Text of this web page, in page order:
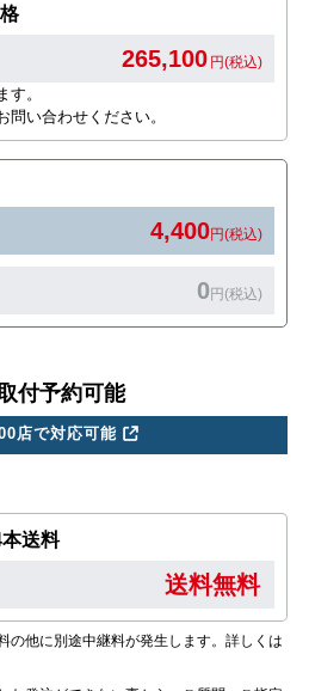
265,100 円(税込)
す。
い合わせください。
4,400円(税込)
0円(税込)
付予約可能
店で対応可能
送料
送料無料
他に別途中継料が発生します。詳しくは